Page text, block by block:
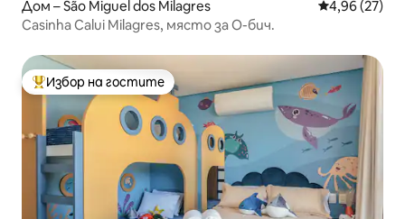
Дом – São Miguel dos Milagres Средна
4,96 (27)
Casinha Calui Milagres, място за О-бич.
Най-популярен избор на гостите
Избор на гостите